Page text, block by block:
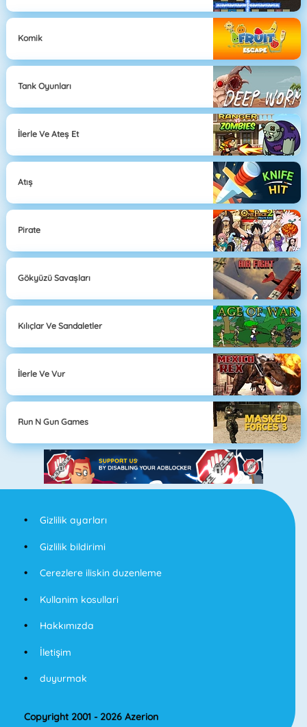
Komik
Tank Oyunları
İlerle Ve Ateş Et
Atış
Pirate
Gökyüzü Savaşları
Kılıçlar Ve Sandaletler
İlerle Ve Vur
Run N Gun Games
Gizlilik ayarları
Gizlilik bildirimi
Cerezlere iliskin duzenleme
Kullanim kosullari
Hakkımızda
İletişim
duyurmak
Copyright 2001 - 2026 Azerion